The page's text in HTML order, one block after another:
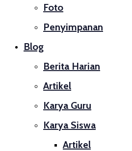
Foto
Penyimpanan
Blog
Berita Harian
Artikel
Karya Guru
Karya Siswa
Artikel